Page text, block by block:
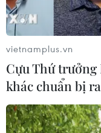
Hơn 20 người
trong vụ lở đất
03/07/2021 12:38
Khoảng 21.000 hộ
phải tạm rời bỏ nhà
bối cảnh chính
báo sơ tán cao nhất.
vietnamplus.vn
Cựu Thứ trưởng
khác chuẩn bị